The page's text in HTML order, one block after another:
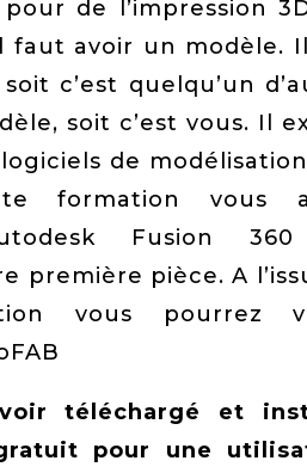
de l’impression
faut avoir un modèle.
c’est quelqu’un
soit c’est vous. Il
de
formation vous
Fusion
première pièce. A
vous pourrez
téléchargé et
pour une